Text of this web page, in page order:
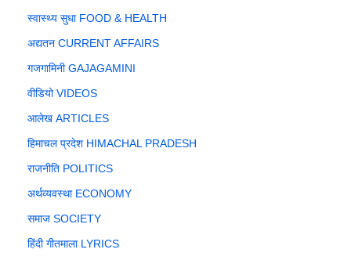
स्वास्थ्य सुधा FOOD & HEALTH
अद्यतन CURRENT AFFAIRS
गजगामिनी GAJAGAMINI
वीडियो VIDEOS
आलेख ARTICLES
हिमाचल प्रदेश HIMACHAL PRADESH
राजनीति POLITICS
अर्थव्यवस्था ECONOMY
समाज SOCIETY
हिंदी गीतमाला LYRICS